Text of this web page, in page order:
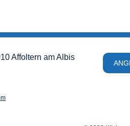
Affoltern am Albis